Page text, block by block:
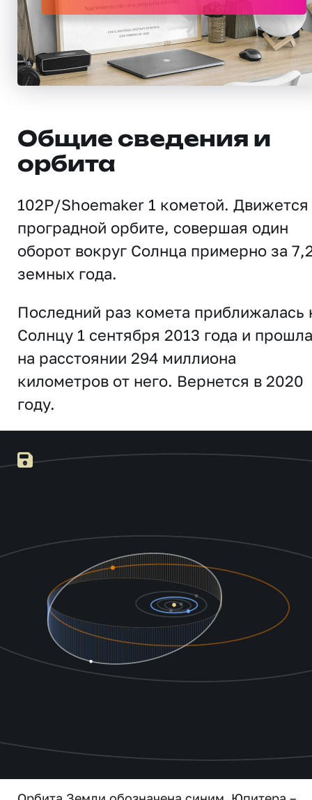
Общие сведения и
орбита
102P/Shoemaker 1 кометой. Движется
проградной орбите, совершая один
оборот вокруг Солнца примерно за
земных года.
Последний раз комета приближалась
Солнцу 1 сентября 2013 года и прошла
на расстоянии 294 миллиона
километров от него. Вернется в 2020
году.